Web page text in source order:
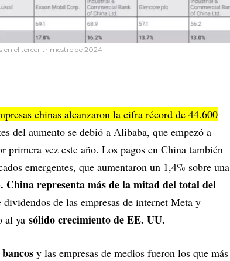
en el tercer trimestre de 2024
chinas alcanzaron la cifra récord de 44.600
del aumento se debió a Alibaba, que empezó a
vez este año. Los pagos en China también
emergentes, que aumentaron un 1,4% sobre una
. China representa más de la mitad del total del
de las empresas de internet Meta y
al ya sólido crecimiento de EE. UU.
bancos y las empresas de medios fueron los que más